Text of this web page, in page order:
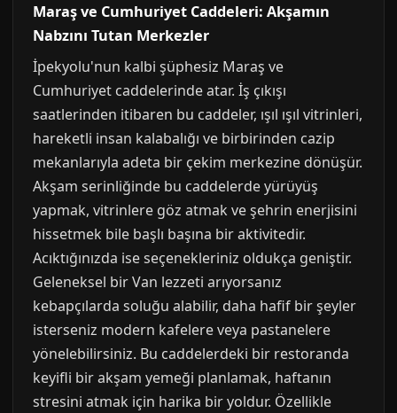
Maraş ve Cumhuriyet Caddeleri: Akşamın
Nabzını Tutan Merkezler
İpekyolu'nun kalbi şüphesiz Maraş ve
Cumhuriyet caddelerinde atar. İş çıkışı
saatlerinden itibaren bu caddeler, ışıl ışıl vitrinleri,
hareketli insan kalabalığı ve birbirinden cazip
mekanlarıyla adeta bir çekim merkezine dönüşür.
Akşam serinliğinde bu caddelerde yürüyüş
yapmak, vitrinlere göz atmak ve şehrin enerjisini
hissetmek bile başlı başına bir aktivitedir.
Acıktığınızda ise seçenekleriniz oldukça geniştir.
Geleneksel bir Van lezzeti arıyorsanız
kebapçılarda soluğu alabilir, daha hafif bir şeyler
isterseniz modern kafelere veya pastanelere
yönelebilirsiniz. Bu caddelerdeki bir restoranda
keyifli bir akşam yemeği planlamak, haftanın
stresini atmak için harika bir yoldur. Özellikle